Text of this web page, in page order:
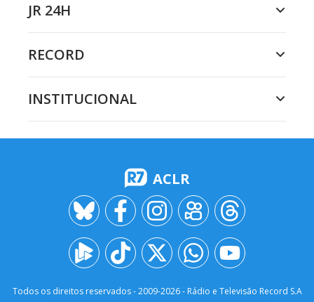
JR 24H
RECORD
INSTITUCIONAL
ACLR
Todos os direitos reservados - 2009-2026- Rádio e Televisão Record S.A